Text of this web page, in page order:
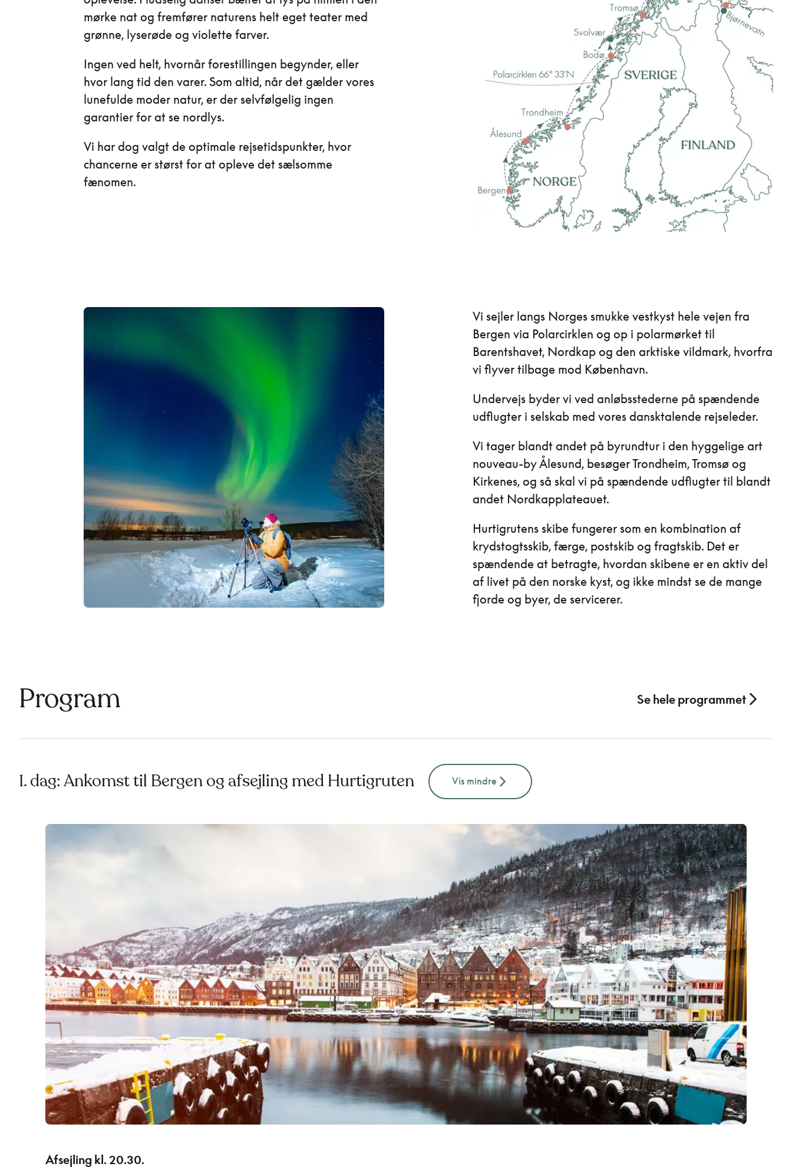
mørke nat og fremfører naturens helt eget teater med
grønne, lyserøde og violette farver.
Ingen ved helt, hvornår forestillingen begynder, eller
hvor lang tid den varer. Som altid, når det gælder vores
lunefulde moder natur, er der selvfølgelig ingen
garantier for at se nordlys.
Vi har dog valgt de optimale rejsetidspunkter, hvor
chancerne er størst for at opleve det sælsomme
fænomen.
Vi sejler langs Norges smukke vestkyst hele vejen fra
Bergen via Polarcirklen og op i polarmørket til
Barentshavet, Nordkap og den arktiske vildmark, hvorfra
vi flyver tilbage mod København.
Undervejs byder vi ved anløbsstederne på spændende
udflugter i selskab med vores dansktalende rejseleder.
Vi tager blandt andet på byrundtur i den hyggelige art
nouveau-by Ålesund, besøger Trondheim, Tromsø og
Kirkenes, og så skal vi på spændende udflugter til blandt
andet Nordkapplateauet.
Hurtigrutens skibe fungerer som en kombination af
krydstogtsskib, færge, postskib og fragtskib. Det er
spændende at betragte, hvordan skibene er en aktiv del
af livet på den norske kyst, og ikke mindst se de mange
fjorde og byer, de servicerer.
Program Se hele programmet
1. dag: Ankomst til Bergen og afsejling med Hurtigruten Vis mindre
Afsejling kl. 20.30.